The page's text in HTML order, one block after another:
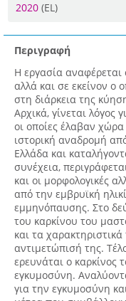
2020 (EL)
Περιγραφή
Η εργασία αναφέρεται
αλλά και σε εκείνον ο
στη διάρκεια της
Αρχικά, γίνεται λόγος
οι οποίες έλαβαν
ιστορική αναδρομή
Ελλάδα και
συνέχεια,
και οι μορφολογικές
από την εμβρυϊκή
εμμηνόπαυσης. Στο
του καρκίνου του
και τα
αντιμετώπισή της.
ερευνάται ο
εγκυμοσύνη.
για την εγκυμοσύνη